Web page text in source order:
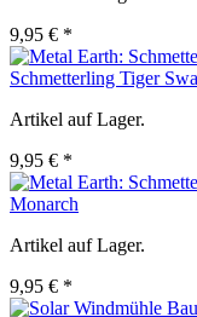
9,95 € *
Schmetterling Tiger
Artikel auf Lager.
9,95 € *
Monarch
Artikel auf Lager.
9,95 € *